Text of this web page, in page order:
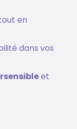
en
dans vos
et